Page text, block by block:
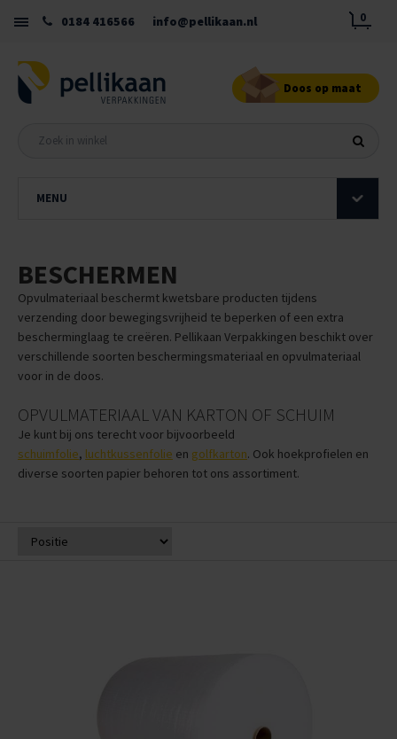
0184 416566 info@pellikaan.nl 0
Doos op maat
MENU
BESCHERMEN
Opvulmateriaal beschermt kwetsbare producten tijdens
verzending door bewegingsvrijheid te beperken of een extra
bescherminglaag te creëren. Pellikaan Verpakkingen beschikt over
verschillende soorten beschermingsmateriaal en opvulmateriaal
voor in de doos.
OPVULMATERIAAL VAN KARTON OF SCHUIM
Je kunt bij ons terecht voor bijvoorbeeld
schuimfolie, luchtkussenfolie en golfkarton. Ook hoekprofielen en
diverse soorten papier behoren tot ons assortiment.